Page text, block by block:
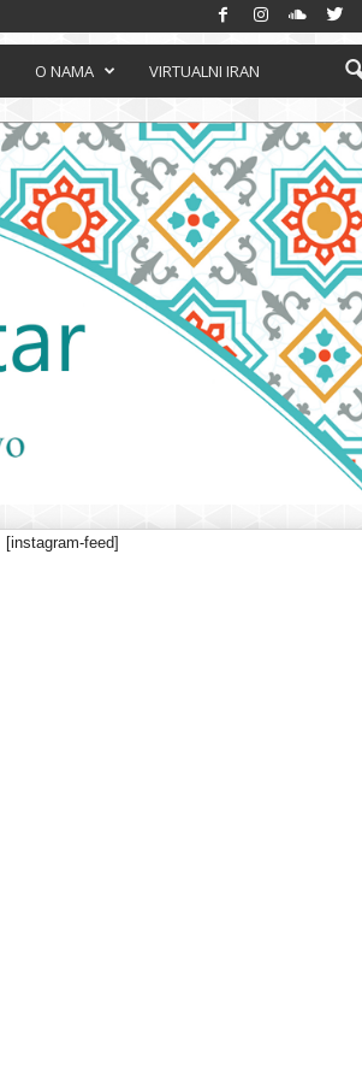
O NAMA VIRTUALNI IRAN
[instagram-feed]